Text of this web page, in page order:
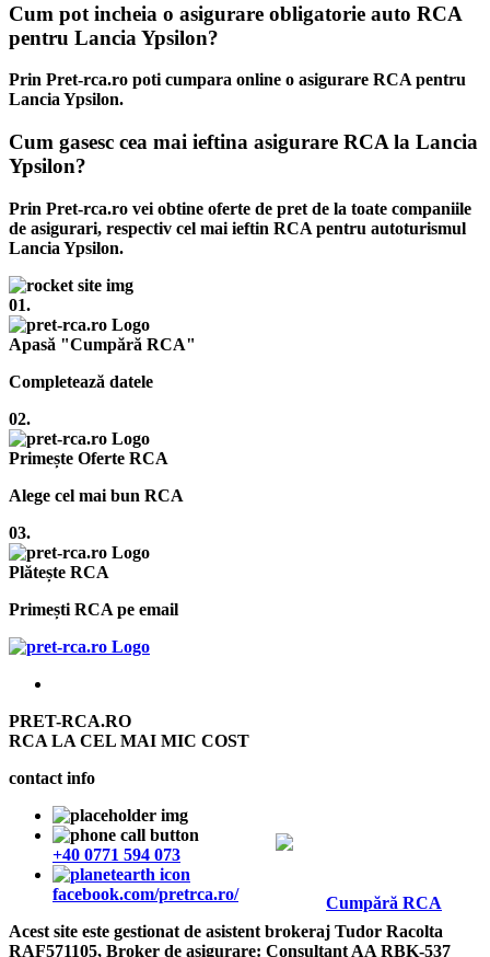
Cum pot incheia o asigurare obligatorie auto RCA
pentru Lancia Ypsilon?
Prin Pret-rca.ro poti cumpara online o asigurare RCA pentru
Lancia Ypsilon.
Cum gasesc cea mai ieftina asigurare RCA la Lancia
Ypsilon?
Prin Pret-rca.ro vei obtine oferte de pret de la toate companiile
de asigurari, respectiv cel mai ieftin RCA pentru autoturismul
Lancia Ypsilon.
01.
Apasă "Cumpără RCA"
Completează datele
02.
Primește Oferte RCA
Alege cel mai bun RCA
03.
Plătește RCA
Primești RCA pe email
Cumpără RCA
PRET-RCA.RO
RCA LA CEL MAI MIC COST
contact info
+40 0771 594 073
facebook.com/pretrca.ro/
Acest site este gestionat de asistent brokeraj Tudor Racolta
RAF571105, Broker de asigurare: Consultant AA RBK-537